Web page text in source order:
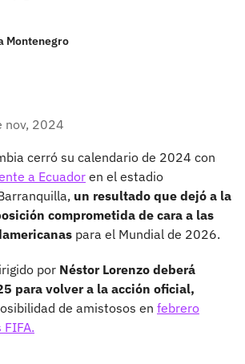
Montenegro
nov, 2024
cerró su calendario de 2024 con
a Ecuador en el estadio
un resultado que dejó a la
comprometida de cara a las
para el Mundial de 2026.
por Néstor Lorenzo deberá
para volver a la acción oficial,
de amistosos en febrero